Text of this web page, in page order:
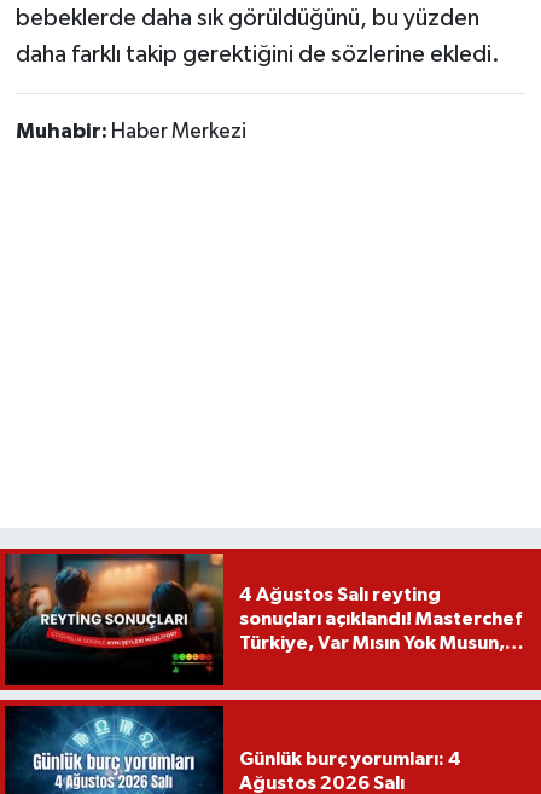
bebeklerde daha sık görüldüğünü, bu yüzden
daha farklı takip gerektiğini de sözlerine ekledi.
Muhabir: Haber Merkezi
4 Ağustos Salı reyting
sonuçları açıklandı! Masterchef
Türkiye, Var Mısın Yok Musun,
Günlük burç yorumları: 4
Ağustos 2026 Salı